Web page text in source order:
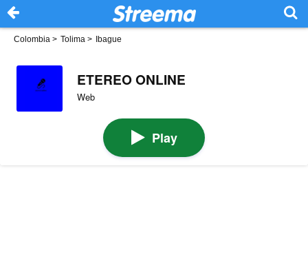
Colombia > Tolima > Ibague
ETEREO ONLINE
Web
Play